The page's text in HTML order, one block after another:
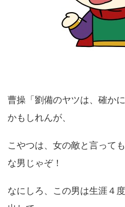
曹操「劉備のヤツは、確か
かもしれんが、
こやつは、女の敵と言って
な男じゃぞ！
なにしろ、この男は生涯４